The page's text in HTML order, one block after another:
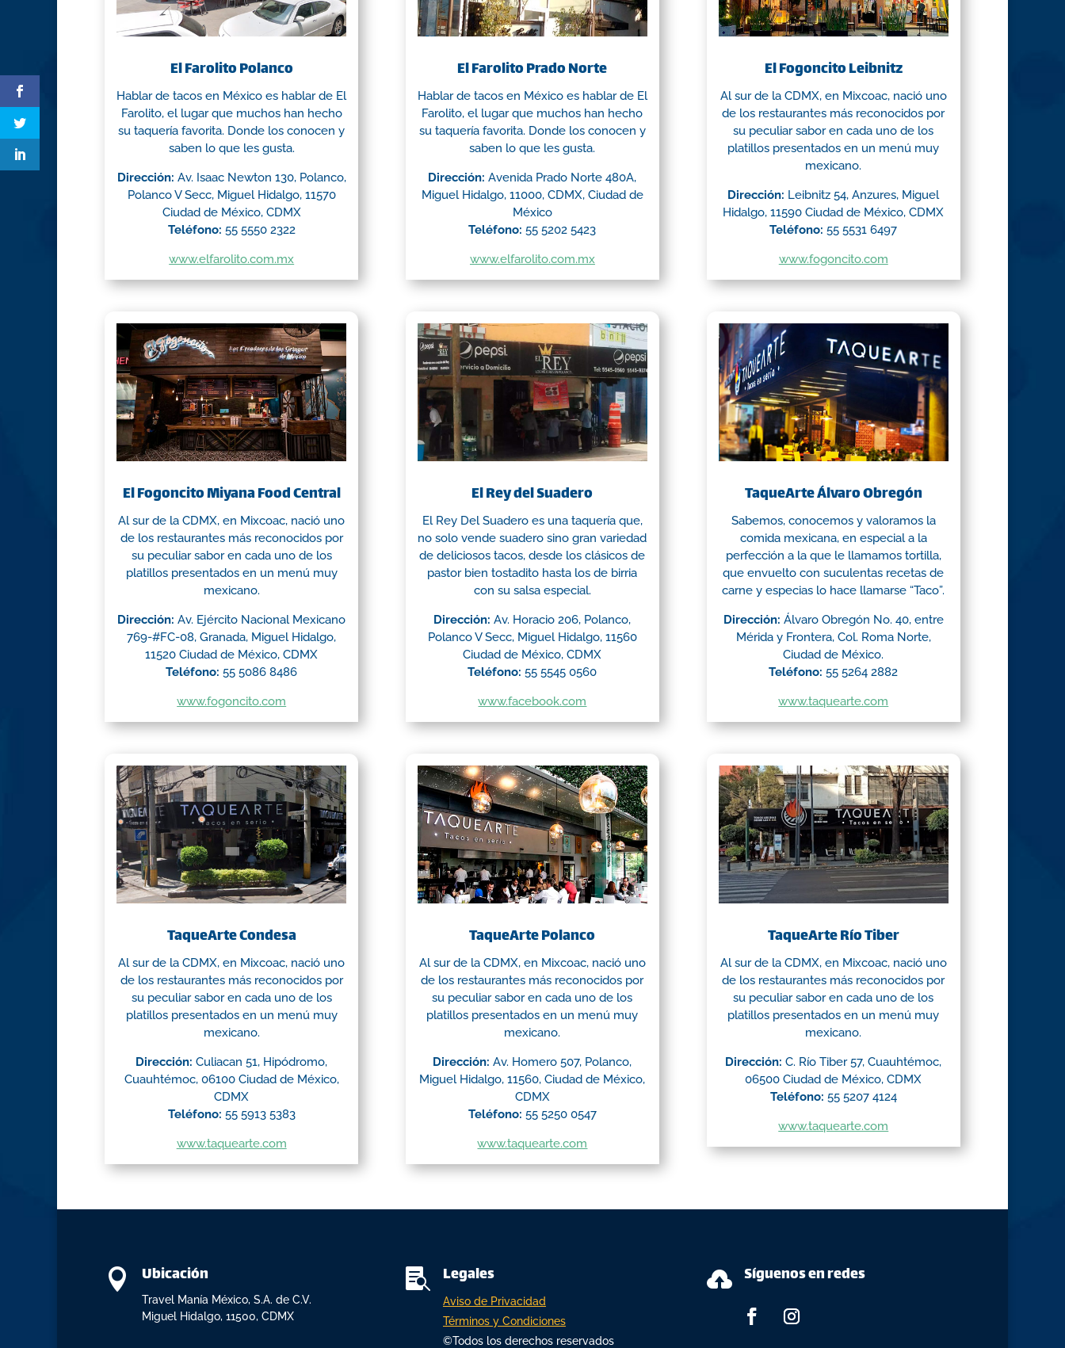
El Farolito Polanco
Hablar de tacos en México es hablar de El
Farolito, el lugar que muchos han hecho
su taquería favorita. Donde los conocen y
saben lo que les gusta.
Dirección: Av. Isaac Newton 130, Polanco,
Polanco V Secc, Miguel Hidalgo, 11570
Ciudad de México, CDMX
Teléfono: 55 5550 2322
www.elfarolito.com.mx
El Farolito Prado Norte
Hablar de tacos en México es hablar de El
Farolito, el lugar que muchos han hecho
su taquería favorita. Donde los conocen y
saben lo que les gusta.
Dirección: Avenida Prado Norte 480A,
Miguel Hidalgo, 11000, CDMX, Ciudad de
México
Teléfono: 55 5202 5423
www.elfarolito.com.mx
El Fogoncito Leibnitz
Al sur de la CDMX, en Mixcoac, nació uno
de los restaurantes más reconocidos por
su peculiar sabor en cada uno de los
platillos presentados en un menú muy
mexicano.
Dirección: Leibnitz 54, Anzures, Miguel
Hidalgo, 11590 Ciudad de México, CDMX
Teléfono: 55 5531 6497
www.fogoncito.com
El Fogoncito Miyana Food Central
Al sur de la CDMX, en Mixcoac, nació uno
de los restaurantes más reconocidos por
su peculiar sabor en cada uno de los
platillos presentados en un menú muy
mexicano.
Dirección: Av. Ejército Nacional Mexicano
769-#FC-08, Granada, Miguel Hidalgo,
11520 Ciudad de México, CDMX
Teléfono: 55 5086 8486
www.fogoncito.com
El Rey del Suadero
El Rey Del Suadero es una taquería que,
no solo vende suadero sino gran variedad
de deliciosos tacos, desde los clásicos de
pastor bien tostadito hasta los de birria
con su salsa especial.
Dirección: Av. Horacio 206, Polanco,
Polanco V Secc, Miguel Hidalgo, 11560
Ciudad de México, CDMX
Teléfono: 55 5545 0560
www.facebook.com
TaqueArte Álvaro Obregón
Sabemos, conocemos y valoramos la
comida mexicana, en especial a la
perfección a la que le llamamos tortilla,
que envuelto con suculentas recetas de
carne y especias lo hace llamarse “Taco”.
Dirección: Álvaro Obregón No. 40, entre
Mérida y Frontera, Col. Roma Norte,
Ciudad de México.
Teléfono: 55 5264 2882
www.taquearte.com
TaqueArte Condesa
Al sur de la CDMX, en Mixcoac, nació uno
de los restaurantes más reconocidos por
su peculiar sabor en cada uno de los
platillos presentados en un menú muy
mexicano.
Dirección: Culiacan 51, Hipódromo,
Cuauhtémoc, 06100 Ciudad de México,
CDMX
Teléfono: 55 5913 5383
www.taquearte.com
TaqueArte Polanco
Al sur de la CDMX, en Mixcoac, nació uno
de los restaurantes más reconocidos por
su peculiar sabor en cada uno de los
platillos presentados en un menú muy
mexicano.
Dirección: Av. Homero 507, Polanco,
Miguel Hidalgo, 11560, Ciudad de México,
CDMX
Teléfono: 55 5250 0547
www.taquearte.com
TaqueArte Río Tiber
Al sur de la CDMX, en Mixcoac, nació uno
de los restaurantes más reconocidos por
su peculiar sabor en cada uno de los
platillos presentados en un menú muy
mexicano.
Dirección:C. Río Tiber 57, Cuauhtémoc,
06500 Ciudad de México, CDMX
Teléfono: 55 5207 4124
www.taquearte.com
 Ubicación
Travel Manía México, S.A. de C.V.
Miguel Hidalgo, 11500, CDMX
 Legales
Aviso de Privacidad
Términos y Condiciones
©Todos los derechos reservados
 Síguenos en redes